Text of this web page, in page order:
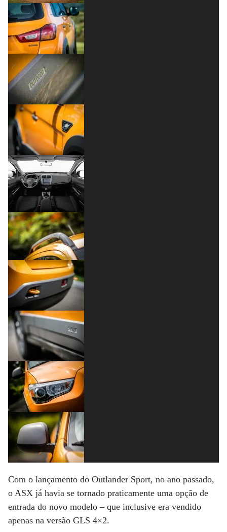
Com o lançamento do Outlander Sport, no ano passado,
o ASX já havia se tornado praticamente uma opção de
entrada do novo modelo – que inclusive era vendido
apenas na versão GLS 4×2.